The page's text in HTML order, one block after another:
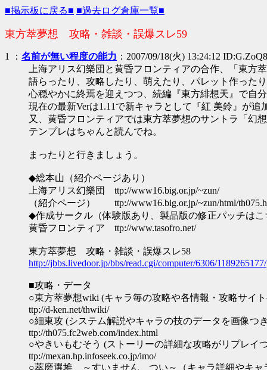
■掲示板に戻る■ ■過去ログ倉庫一覧■
東方萃夢想 攻略・雑談・誤爆スレ59
1 ： 名前が無い程度の能力 ：2007/09/18(火) 13:24:12
上海アリス幻樂団と黄昏フロンティアの合作、「東方
語らったり、攻略したり、萌えたり、パレット作った
心穏やかに終焉を迎えつつ、続編『東方緋想天』で自
現在の最新Verは1.11で新キャラとして『紅 美鈴』が追
又、黄昏フロンティアでは東方萃夢想のサントラ「幻
テンプレはちゃんと読んでね。
まったりと行きましょう。
◆総本山（紹介ページあり）
上海アリス幻樂団 ttp://www16.big.or.jp/~zun/
（紹介ページ） ttp://www16.big.or.jp/~zun/html/
◆作成サークル（体験版あり、製品版の修正パッチはこ
黄昏フロンティア ttp://www.tasofro.net/
東方萃夢想 攻略・雑談・誤爆スレ58
http://jbbs.livedoor.jp/bbs/read.cgi/computer/6306/1189265177/
■攻略・データ
○東方萃夢想wiki (キャラ毎の攻略や各情報・攻略サイ
ttp://d-ken.net/thwiki/
○細東攻 (システム解説やキャラの技のデータを画像つ
ttp://th075.fc2web.com/index.html
○やきいもむそう (ストーリーの詳細な攻略がリプレイ
ttp://mexan.hp.infoseek.co.jp/imo/
○萃磨選堆 ～すいません つい～（キャラ詳細やキャ